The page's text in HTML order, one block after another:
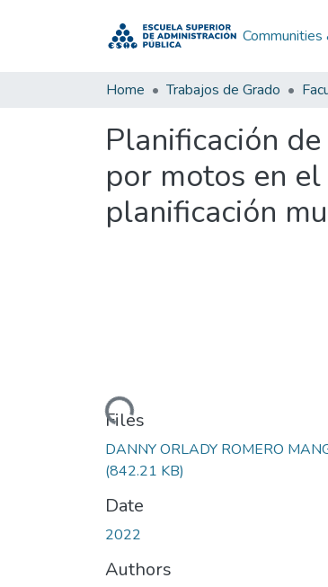
Communities
Home Trabajos de Grado
Planificación
por motos en
planificación
Loading...
Files
DANNY ORLADY ROMERO
(842.21 KB)
Date
2022
Authors